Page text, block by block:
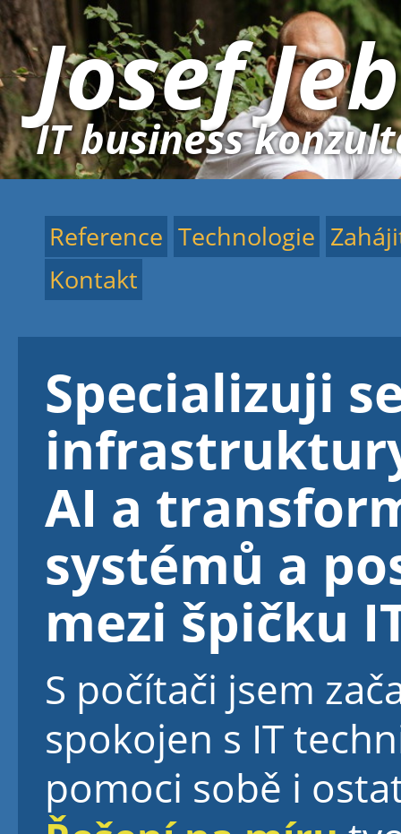
Josef
IT business
Reference Technologie
Kontakt
Specializuji
AI a
systémů a
mezi špičku
S počítači jsem
spokojen s IT
pomoci sobě i